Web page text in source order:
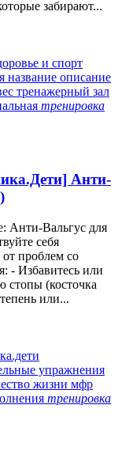
забирают...
и спорт
название описание
тренажерный зал
тренировка
Анти-
Анти-Вальгус для
себя
от проблем со
- Избавитесь или
стопы (косточка
или...
упражнения
жизни мфр
тренировка